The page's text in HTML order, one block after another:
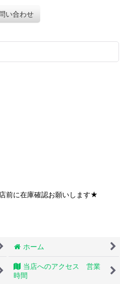
い合わせ
前に在庫確認お願いします★
ホーム
当店へのアクセス 営業
時間